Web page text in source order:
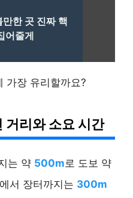
한 곳 진짜 핵
어줄게
가장 유리할까요?
거리와 소요 시간
는 약 500m로 도보 약
서 장터까지는 300m